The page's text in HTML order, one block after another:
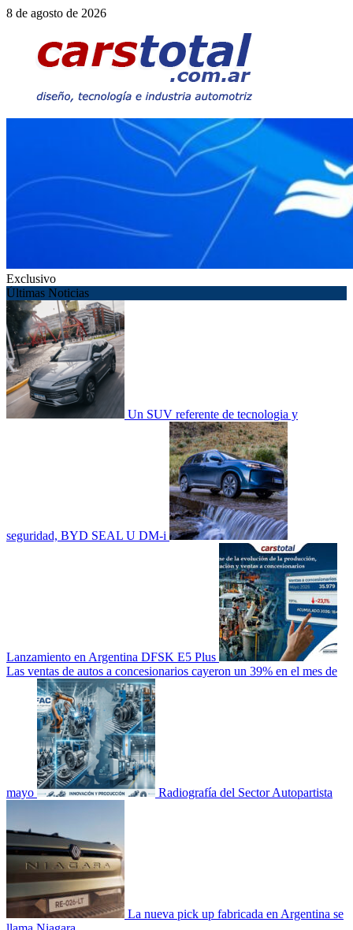
Saltar
contenido
8 de agosto de 2026
Exclusivo
Últimas Noticias
Un SUV referente de tecnologia y
seguridad, BYD SEAL U DM-i
Lanzamiento en Argentina DFSK E5 Plus
Las ventas de autos a concesionarios cayeron un 39% en el mes de
mayo Radiografía del Sector Autopartista
La nueva pick up fabricada en Argentina se